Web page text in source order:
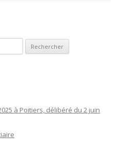
à Poitiers, délibéré du 2 juin